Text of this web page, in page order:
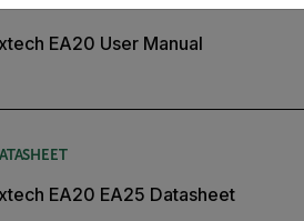
EA20 User Manual
EA20 EA25 Datasheet